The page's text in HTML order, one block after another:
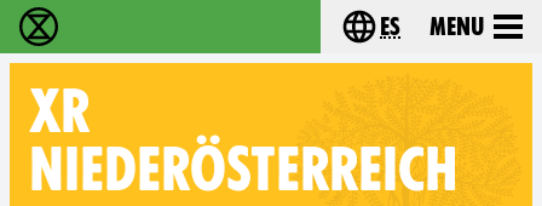
extinction rebellion - Home Choose your
es Menu
XR
NIEDERÖSTERREICH